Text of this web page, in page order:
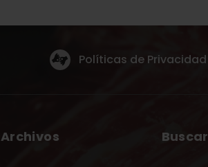
Políticas de Privacidad
Archivos Buscar